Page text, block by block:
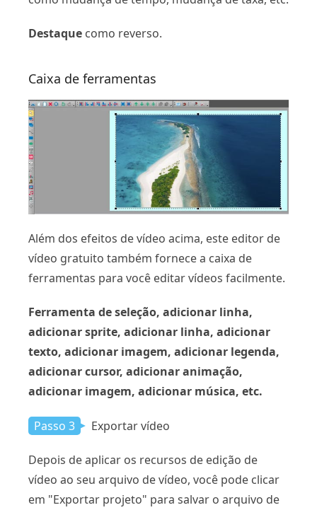
Destaque como reverso.
Caixa de ferramentas
Além dos efeitos de vídeo acima, este editor de
vídeo gratuito também fornece a caixa de
ferramentas para você editar vídeos facilmente.
Ferramenta de seleção, adicionar linha,
adicionar sprite, adicionar linha, adicionar
texto, adicionar imagem, adicionar legenda,
adicionar cursor, adicionar animação,
adicionar imagem, adicionar música, etc.
Passo 3 Exportar vídeo
Depois de aplicar os recursos de edição de
vídeo ao seu arquivo de vídeo, você pode clicar
em "Exportar projeto" para salvar o arquivo de